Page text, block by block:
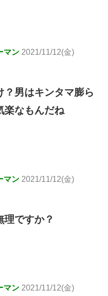
マン 2021/11/12(金)
？男はキンタマ膨ら
楽なもんだね
マン 2021/11/12(金)
理ですか？
マン 2021/11/12(金)